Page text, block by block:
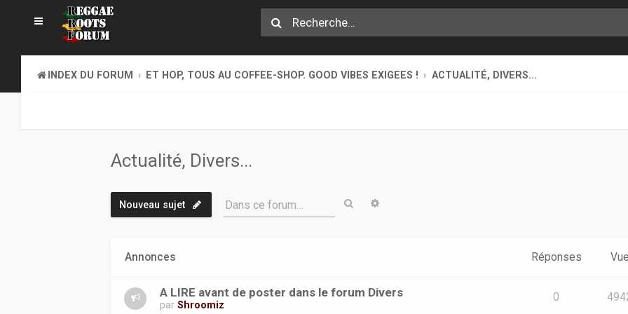
INDEX DU FORUM ET HOP, TOUS AU COFFEE-SHOP. GOOD VIBES EXIGEES ! ACTUALITÉ, DIVERS...
Actualité, Divers...
Nouveau sujet Dans ce forum… Rechercher
Annonces Réponses
A LIRE avant de poster dans le forum Divers
parShroomiz
0